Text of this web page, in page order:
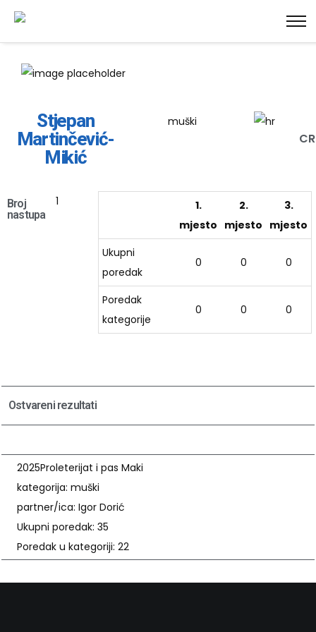
Stjepan
Martinčević-
Mikić
muški
Broj
nastupa
1
1.
mjesto
2.
mjesto
3.
mjesto
Ukupni
poredak
0 0 0
Poredak
kategorije
0 0 0
Ostvareni rezultati
2025Proleterijat i pas Maki
kategorija: muški
partner/ica: Igor Dorić
Ukupni poredak: 35
Poredak u kategoriji: 22